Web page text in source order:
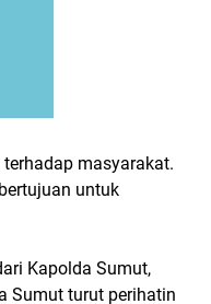
masyarakat.
untuk
Kapolda Sumut,
Sumut turut perihatin